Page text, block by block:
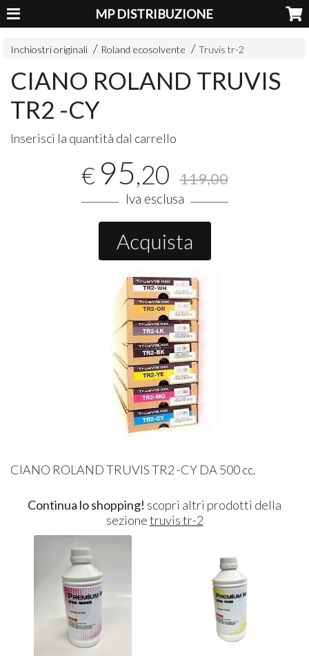
MP DISTRIBUZIONE
Inchiostri originali Roland ecosolvente Truvis tr-2
CIANO ROLAND TRUVIS
TR2 -CY
Inserisci la quantità dal carrello
€ 95,20 119,00
Iva esclusa
Acquista
CIANO ROLAND TRUVIS TR2 -CY DA 500 cc.
Continua lo shopping! scopri altri prodotti della
sezionetruvis tr-2